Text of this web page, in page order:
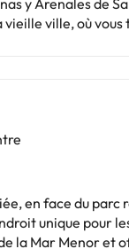
y Arenales de
ville, où vous
coffre-fort,
cheveux et
en face du parc
unique pour
la Mar Menor et